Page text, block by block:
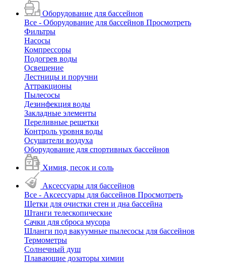
Оборудование для бассейнов
Все - Оборудование для бассейнов Просмотреть
Фильтры
Насосы
Компрессоры
Подогрев воды
Освещение
Лестницы и поручни
Аттракционы
Пылесосы
Дезинфекция воды
Закладные элементы
Переливные решетки
Контроль уровня воды
Осушители воздуха
Оборудование для спортивных бассейнов
Химия, песок и соль
Аксессуары для бассейнов
Все - Аксессуары для бассейнов Просмотреть
Щетки для очистки стен и дна бассейна
Штанги телескопические
Сачки для сброса мусора
Шланги под вакуумные пылесосы для бассейнов
Термометры
Солнечный душ
Плавающие дозаторы химии